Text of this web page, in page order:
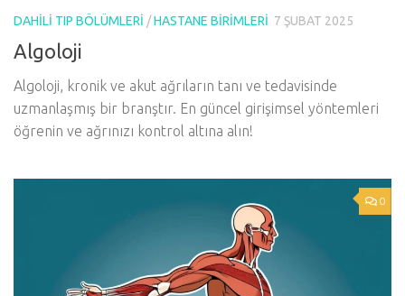
DAHILI TIP BÖLÜMLERI /HASTANE BIRIMLERI 7 ŞUBAT 2025
Algoloji
Algoloji, kronik ve akut ağrıların tanı ve tedavisinde
uzmanlaşmış bir branştır. En güncel girişimsel yöntemleri
öğrenin ve ağrınızı kontrol altına alın!
0